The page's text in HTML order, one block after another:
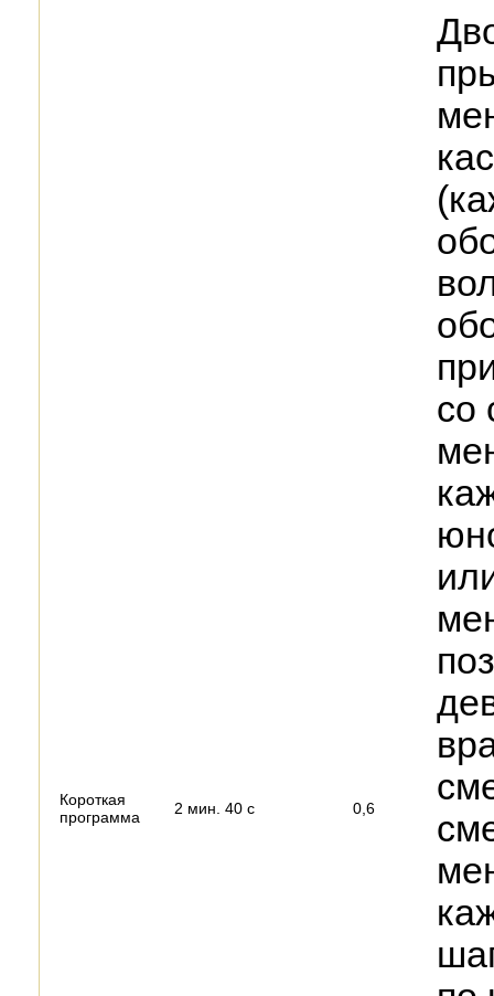
Короткая
программа
2 мин. 40 с 0,6
со